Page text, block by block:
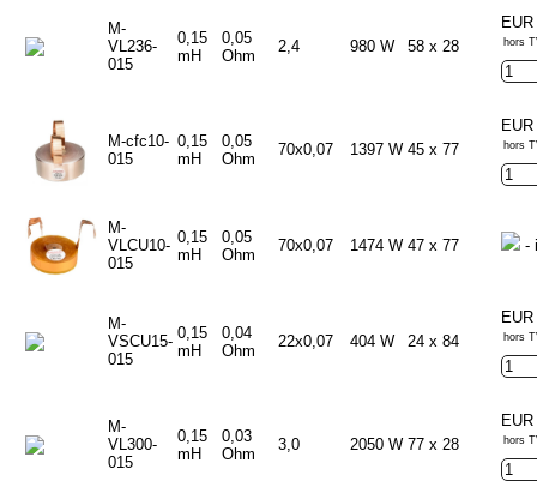
M-
VL236-
015
0,15
mH
0,05
Ohm
2,4 980 W 58 x 28 hors
M-cfc10-
015
0,15
mH
0,05
Ohm
70x0,07 1397 W 45 x 77 hors
M-
VLCU10-
015
0,15
mH
0,05
Ohm
70x0,07 1474 W 47 x 77 -
M-
VSCU15-
015
0,15
mH
0,04
Ohm
22x0,07 404 W 24 x 84 hors
M-
VL300-
015
0,15
mH
0,03
Ohm
3,0 2050 W 77 x 28 hors